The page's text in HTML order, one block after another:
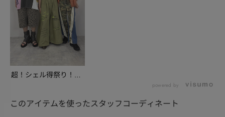
超！シェル得祭り！お
powered by
このアイテムを使ったスタッフコーディネート